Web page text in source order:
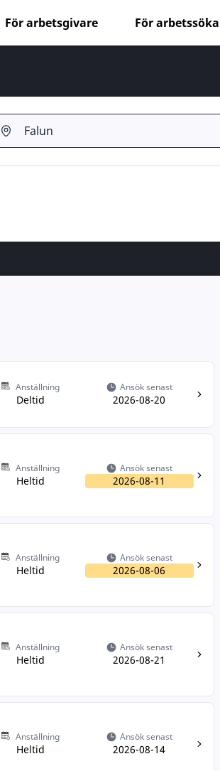
För arbetsgivare För
Anställning
Deltid
Ansök senast
2026-08-20
Anställning
Heltid
Ansök senast
2026-08-11
Anställning
Heltid
Ansök senast
2026-08-06
Anställning
Heltid
Ansök senast
2026-08-21
Anställning
Heltid
Ansök senast
2026-08-14